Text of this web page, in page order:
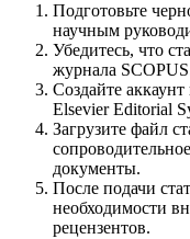
Подготовьте
научным
Убедитесь, что
журнала
Создайте
Elsevier Editorial
Загрузите файл
документы.
После подачи
необходимости
рецензентов.